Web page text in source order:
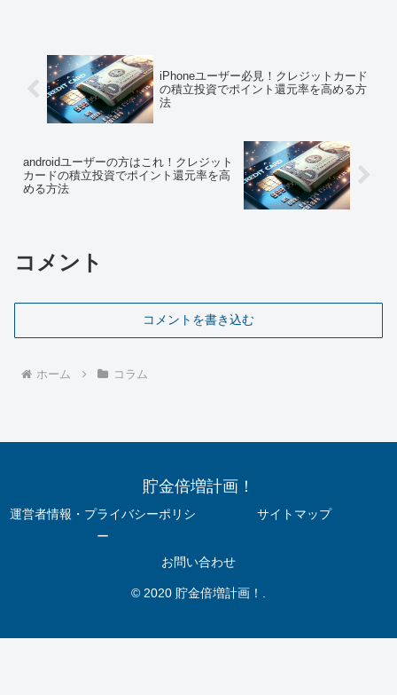
iPhoneユーザー必見！クレジットカード
の積立投資でポイント還元率を高める方
法
androidユーザーの方はこれ！クレジット
カードの積立投資でポイント還元率を高
める方法
コメント
コメントを書き込む
ホーム コラム
貯金倍増計画！
運営者情報・プライバシーポリシ
ー
サイトマップ
お問い合わせ
© 2020 貯金倍増計画！.